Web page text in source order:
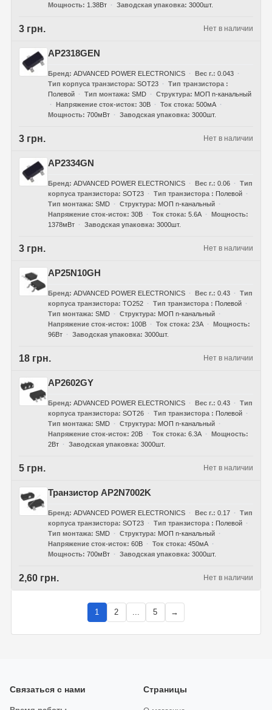
Мощность
1.38Вт Заводская упаковка 3000шт.
3 грн. Нет в наличии
AP2318GEN
Бренд ADVANCED POWER ELECTRONICS Вес г. 0.043
Тип корпуса транзистора SOT23
Тип транзистора
Полевой
Тип монтажа SMD Структура
МОП n-канальный
Напряжение сток-исток 30В Ток стока 500мА
Мощность 700мВт Заводская упаковка 3000шт.
3 грн. Нет в наличии
AP2334GN
Бренд ADVANCED POWER ELECTRONICS Вес г. 0.06
Тип
корпуса транзистора SOT23 Тип транзистора
Полевой
Тип монтажа SMD Структура
МОП n-канальный
Напряжение сток-исток 30В Ток стока 5.6А
Мощность
1378мВт
Заводская упаковка 3000шт.
3 грн. Нет в наличии
AP25N10GH
Бренд ADVANCED POWER ELECTRONICS Вес г. 0.43
Тип
корпуса транзистора TO252 Тип транзистора
Полевой
Тип монтажа SMD Структура
МОП n-канальный
Напряжение сток-исток
100В Ток стока 23А
Мощность
96Вт
Заводская упаковка 3000шт.
18 грн. Нет в наличии
AP2602GY
Бренд ADVANCED POWER ELECTRONICS Вес г. 0.43
Тип
корпуса транзистора SOT26 Тип транзистора
Полевой
Тип монтажа SMD Структура
МОП n-канальный
Напряжение сток-исток 20В Ток стока 6.3А
Мощность
2Вт
Заводская упаковка 3000шт.
5 грн. Нет в наличии
Транзистор AP2N7002K
Бренд ADVANCED POWER ELECTRONICS Вес г. 0.17
Тип
корпуса транзистора SOT23 Тип транзистора
Полевой
Тип монтажа SMD Структура
МОП n-канальный
Напряжение сток-исток 60В Ток стока 450мА
Мощность 700мВт Заводская упаковка 3000шт.
2,60 грн. Нет в наличии
1 2 ... 5 →
Связаться с нами Страницы